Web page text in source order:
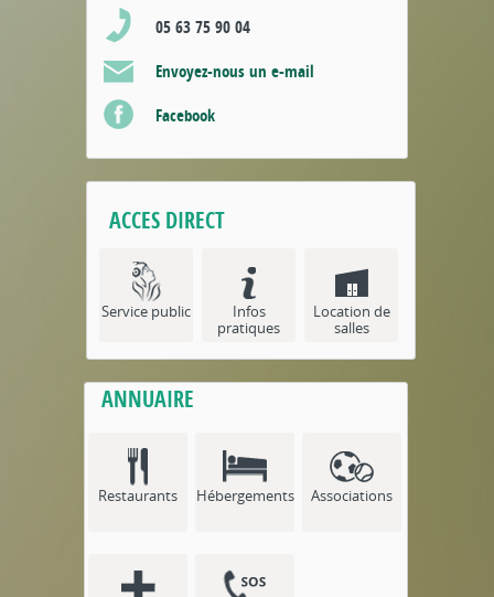
05 63 75 90 04
Envoyez-nous un e-mail
Facebook
ACCES DIRECT
Service public
Infos
pratiques
Location de
salles
ANNUAIRE
Restaurants Hébergements Associations